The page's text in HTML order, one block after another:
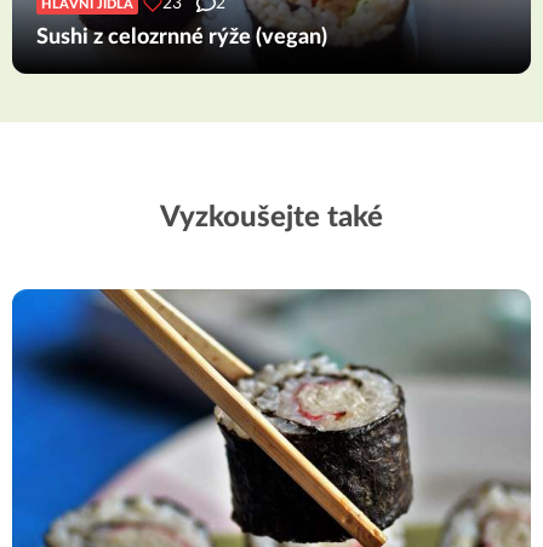
HLAVNÍ JÍDLA 23 2
Sushi z celozrnné rýže (vegan)
Vyzkoušejte také